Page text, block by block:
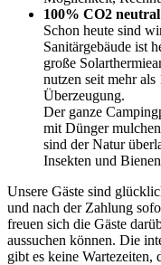
100% CO2
Schon heute sind
Sanitärgebäude ist
große
nutzen seit mehr
Überzeugung.
Der ganze
mit Dünger
sind der Natur
Insekten und
Unsere Gäste sind
und nach der Zahlung
freuen sich die Gäste
aussuchen können. Die
gibt es keine Wartezeiten,